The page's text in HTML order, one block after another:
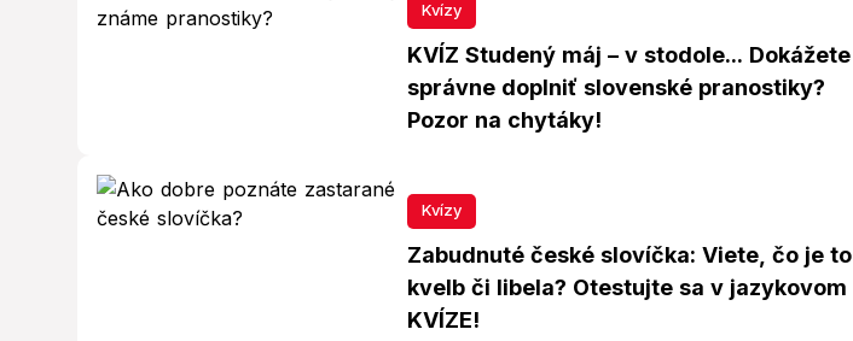
Kvízy
KVÍZ Studený máj – v stodole... Dokážete
správne doplniť slovenské pranostiky?
Pozor na chytáky!
Kvízy
Zabudnuté české slovíčka: Viete, čo je to
kvelb či libela? Otestujte sa v jazykovom
KVÍZE!